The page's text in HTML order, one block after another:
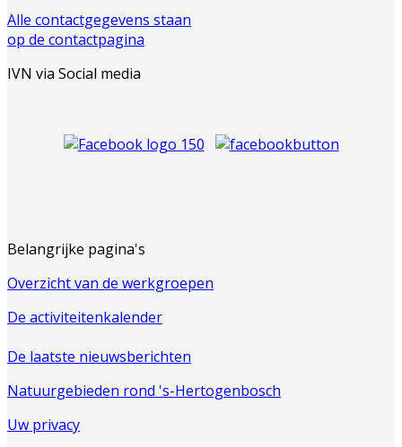
Alle contactgegevens staan
op de contactpagina
IVN via Social media
Belangrijke pagina's
Overzicht van de werkgroepen
De activiteitenkalender
De laatste nieuwsberichten
Natuurgebieden rond 's-Hertogenbosch
Uw privacy